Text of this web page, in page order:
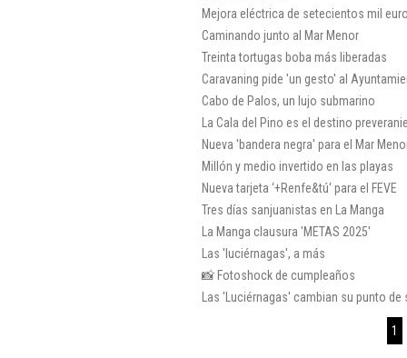
Mejora eléctrica de setecientos mil
Caminando junto al Mar Menor
Treinta tortugas boba más liberadas
Caravaning pide 'un gesto' al
Cabo de Palos, un lujo submarino
La Cala del Pino es el destino
Nueva 'bandera negra' para el Mar
Millón y medio invertido en las playas
Nueva tarjeta ‘+Renfe&tú‘ para el FEVE
Tres días sanjuanistas en La Manga
La Manga clausura 'METAS 2025'
Las 'luciérnagas', a más
📸 Fotoshock de cumpleaños
Las 'Luciérnagas' cambian su punto de
1